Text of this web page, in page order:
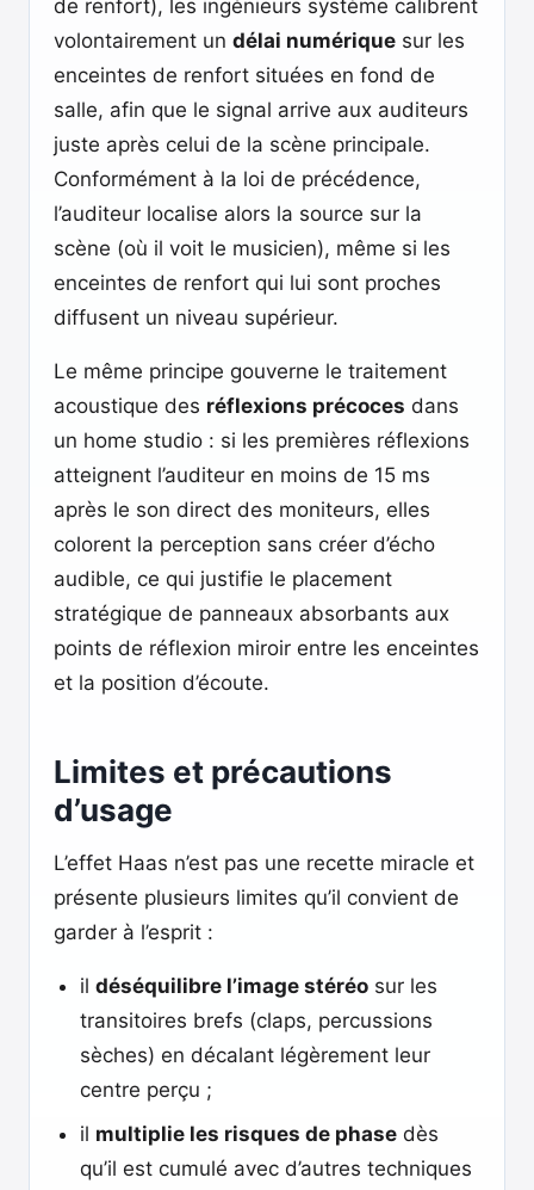
de renfort), les ingénieurs système calibrent
volontairement un délai numérique sur les
enceintes de renfort situées en fond de
salle, afin que le signal arrive aux auditeurs
juste après celui de la scène principale.
Conformément à la loi de précédence,
l’auditeur localise alors la source sur la
scène (où il voit le musicien), même si les
enceintes de renfort qui lui sont proches
diffusent un niveau supérieur.
Le même principe gouverne le traitement
acoustique des réflexions précoces dans
un home studio : si les premières réflexions
atteignent l’auditeur en moins de 15 ms
après le son direct des moniteurs, elles
colorent la perception sans créer d’écho
audible, ce qui justifie le placement
stratégique de panneaux absorbants aux
points de réflexion miroir entre les enceintes
et la position d’écoute.
Limites et précautions
d’usage
L’effet Haas n’est pas une recette miracle et
présente plusieurs limites qu’il convient de
garder à l’esprit :
il déséquilibre l’image stéréo sur les
transitoires brefs (claps, percussions
sèches) en décalant légèrement leur
centre perçu ;
il multiplie les risques de phase dès
qu’il est cumulé avec d’autres techniques